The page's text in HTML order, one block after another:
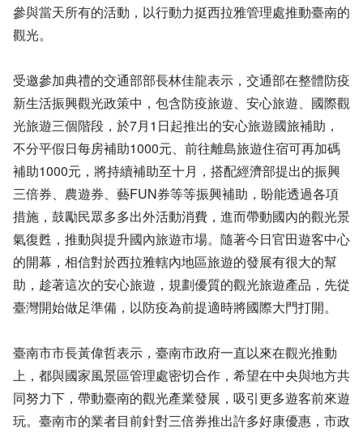
參與當天所有的活動，以行動力挺西拉雅管理處推動臺南的
觀光。
受邀參加典禮的交通部部長林佳龍表示，交通部在整體防疫
新生活振興觀光政策中，包含防疫旅遊、安心旅遊、國際觀
光旅遊三個階段，於7月1日起推出的安心旅遊國旅補助，
不分平假日每房補助1000元、前往離島旅遊住宿可再加碼
補助1000元，將持續補助至十月，搭配經濟部提出的振興
三倍券、農遊券、藝FUN券等等振興補助，盼能透過各項
措施，鼓勵民眾多多出外活動消費，進而帶動國內的觀光景
氣復甦，推動與提升國內旅遊市場。隨著今日官田遊客中心
的開幕，相信對於西拉雅轄內地區旅遊的發展有很大的幫
助，趁著這次的安心旅遊，規劃優質的觀光旅遊產品，先從
臺灣開始做足準備，以防疫為前提適時將國際大門打開。
臺南市市長黃偉哲表示，臺南市政府一直以來在觀光推動
上，都與國家風景區管理處密切合作，希望在中央與地方共
同努力下，帶動臺南的觀光產業發展，吸引更多遊客前來遊
玩。臺南市的業者目前針對三倍券推出許多好康優惠，市政